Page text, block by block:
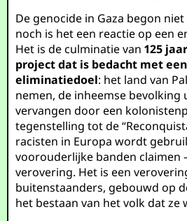
De genocide in Gaza begon
noch is het een reactie op een
Het is de culminatie van125
project dat is bedacht met
eliminatiedoel: het land van
nemen, de inheemse bevolking
vervangen door een
tegenstelling tot de
racisten in Europa wordt
voorouderlijke banden claimen
verovering. Het is een
buitenstaanders, gebouwd op
het bestaan van het volk dat ze